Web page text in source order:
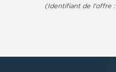
(Identifiant de l'offre :